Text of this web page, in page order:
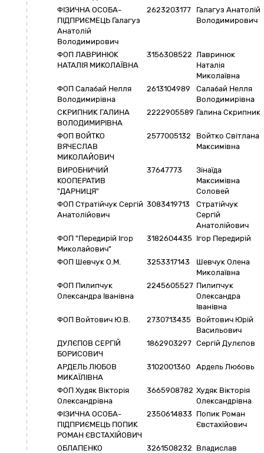
ФІЗИЧНА ОСОБА-
ПІДПРИЄМЕЦЬ Галагуз
Анатолій
Володимирович
2623203177
Галагуз Анатолій
Володимирович
ФОП ЛАВРИНЮК
НАТАЛІЯ МИКОЛАЇВНА
3156308522 Лавринюк
Наталія
Миколаївна
ФОП Салабай Нелля
Володимирівна
2613104989
Салабай Нелля
Володимирівна
СКРИПНИК ГАЛИНА
ВОЛОДИМИРІВНА
2222905589 Галина Скрипник
ФОП ВОЙТКО
ВЯЧЕСЛАВ
МИКОЛАЙОВИЧ
2577005132
Войтко Світлана
Максимівна
ВИРОБНИЧИЙ
КООПЕРАТИВ
"ДАРНИЦЯ"
37647773
Зінаїда
Максимівна
Соловей
ФОП Стратійчук Сергій
Анатолійович
3083419713
Стратійчук
Сергій
Анатолійович
ФОП "Передирій Ігор
Миколайович"
3182604435 Ігор Передирій
ФОП Шевчук О.М. 3253317143
Шевчук Олена
Миколаївна
ФОП Пилипчук
Олександра Іванівна
2245605527 Пилипчук
Олександра
Іванівна
ФОП Войтович Ю.В.
2730713435
Войтович Юрій
Васильович
ДУЛЄПОВ СЕРГІЙ
БОРИСОВИЧ
1862903297 Сергій Дулєпов
АРДЕЛЬ ЛЮБОВ
МИКАЇЛІВНА
3102001360 Ардель Любовь
ФОП Худяк Вікторія
Олександрівна
3665908782 Худяк Вікторія
Олександрівна
ФІЗИЧНА ОСОБА-
ПІДПРИЄМЕЦЬ ПОПИК
РОМАН ЄВСТАХІЙОВИЧ
2350614833 Попик Роман
Євстахійович
ОБЛАПЕНКО
3261508232 Владислав